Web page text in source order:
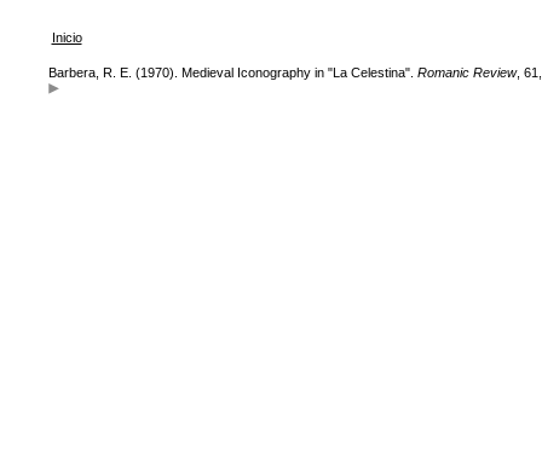
Inicio
Barbera, R. E. (1970). Medieval Iconography in "La Celestina". Romanic Review,